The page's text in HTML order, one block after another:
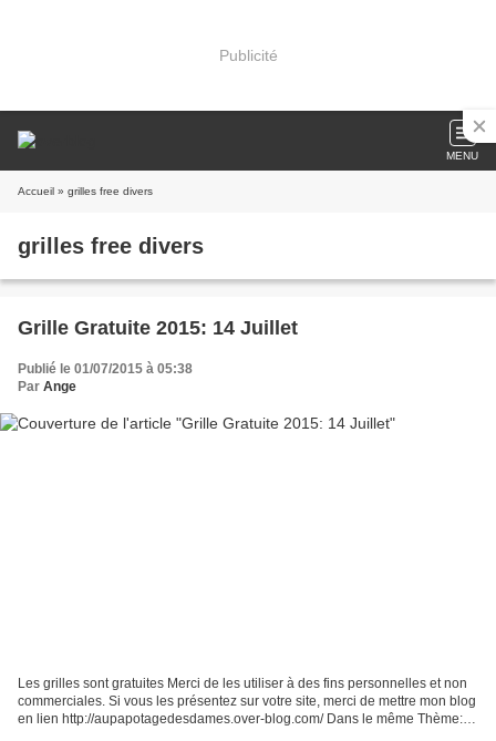
Publicité
MENU
Accueil » grilles free divers
grilles free divers
Grille Gratuite 2015: 14 Juillet
Publié le 01/07/2015 à 05:38
Par Ange
Les grilles sont gratuites Merci de les utiliser à des fins personnelles et non
commerciales. Si vous les présentez sur votre site, merci de mettre mon blog
en lien http://aupapotagedesdames.over-blog.com/ Dans le même Thème: